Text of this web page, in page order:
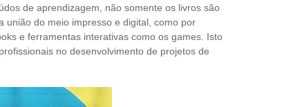
de aprendizagem, não somente os livros são
união do meio impresso e digital, como por
e ferramentas interativas como os games. Isto
no desenvolvimento de projetos de